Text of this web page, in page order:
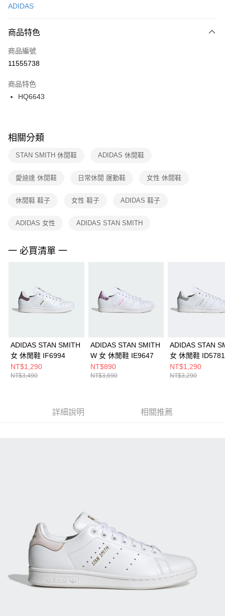
便利好安心！
３．安心：先確認商品／服務後，再付款。
【「AFTEE先享後付」結帳流程】
１．於結帳方式選擇「AFTEE先享後付」後，將跳轉至「AFTEE先享後付」
２．訂單成立數日內，您將收到繳費通知簡訊。
３．收到繳費通知簡訊後14天內，點擊此簡訊中的連結，可透過四大超商／
ATM／網路銀行／等多元方式進行付款，方視為交易完成。
※ 交易是否成功請以「AFTEE先享後付 」之結帳頁面顯示為準，若有關於
是否繳費成功／繳費後需取消欲退款等相關疑問，請聯繫「AFTEE先享後付
客戶支援中心」 https://netprotections.freshdesk.com/support/home
１．透過由恩沛科技股份有限公司提供之「AFTEE先享後付」服務完成之交
權轉讓予恩沛科技股份有限公司。
３．未成年的使用者請事先徵得法定代理人或監護人之同意方可使用
４．使用「AFTEE先享後付」時，將依據個別帳號之用戶狀況，依本公司即
恩沛科技股份有限公司將有權停止該用戶之使用額度並採取法律行動。
運送方式
每筆NT$100，滿NT$1,500(含以上)免運費
宅配
每筆NT$100，滿NT$1,500(含以上)免運費
付款後門市自取
每筆NT$100，滿NT$1,500(含以上)免運費
ADIDAS
商品特色
商品編號
11555738
商品特色
HQ6643
相關分類
STAN SMITH 休閒鞋 ADIDAS 休閒鞋
愛迪達 休閒鞋 日常休閒 運動鞋 女性 休閒鞋
休閒鞋 鞋子 女性 鞋子 ADIDAS 鞋子
ADIDAS 女性 ADIDAS STAN SMITH
一 必買清單 一
ADIDAS STAN SMITH
女 休閒鞋 IF6994
NT$1,290
NT$3,490
ADIDAS STAN SMITH
W 女 休閒鞋 IE9647
NT$890
NT$3,690
ADIDAS STAN
女 休閒鞋 ID5781
NT$1,290
NT$3,290
詳細說明 相關推薦